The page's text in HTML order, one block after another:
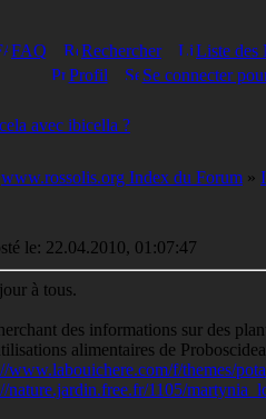
FAQ Rechercher
Liste des
Profil
Se connecter
avec ibicella ?
www.rossolis.org Index du Forum »
le: 22.04.2010, 01:07:47
à tous.
des informations sur des
alimentaires de
www.labouichere.com/f/themes/
nature.jardin.free.fr/1105/